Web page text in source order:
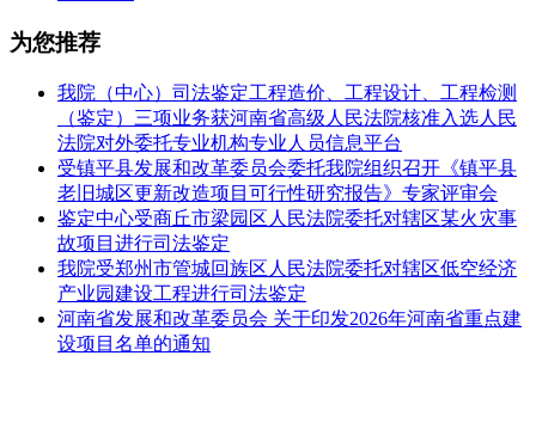
为您推荐
我院（中心）司法鉴定工程造价、工程设计、工程检测
（鉴定）三项业务获河南省高级人民法院核准入选人民
法院对外委托专业机构专业人员信息平台
受镇平县发展和改革委员会委托我院组织召开《镇平县
老旧城区更新改造项目可行性研究报告》专家评审会
鉴定中心受商丘市梁园区人民法院委托对辖区某火灾事
故项目进行司法鉴定
我院受郑州市管城回族区人民法院委托对辖区低空经济
产业园建设工程进行司法鉴定
河南省发展和改革委员会 关于印发2026年河南省重点建
设项目名单的通知